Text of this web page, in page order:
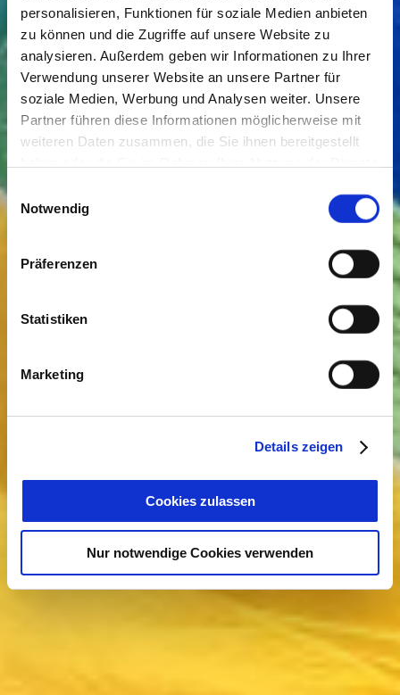
personalisieren, Funktionen für soziale Medien anbieten
zu können und die Zugriffe auf unsere Website zu
analysieren. Außerdem geben wir Informationen zu Ihrer
Verwendung unserer Website an unsere Partner für
soziale Medien, Werbung und Analysen weiter. Unsere
Partner führen diese Informationen möglicherweise mit
weiteren Daten zusammen, die Sie ihnen bereitgestellt
Cookies, wenn Sie unsere Webseite weiterhin nutzen.
Einwilligungsauswahl
Notwendig
Präferenzen
Statistiken
Marketing
Details zeigen
Cookies zulassen
Nur notwendige Cookies verwenden